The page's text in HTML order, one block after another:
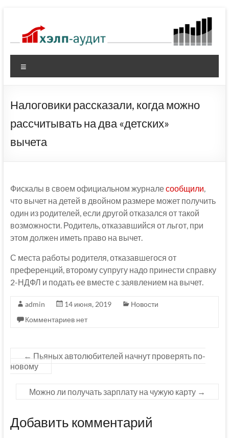
содержимому
Налоговики рассказали, когда можно
рассчитывать на два «детских»
вычета
Фискалы в своем официальном журналесообщили,
что вычет на детей в двойном размере может получить
один из родителей, если другой отказался от такой
возможности. Родитель, отказавшийся от льгот, при
этом должен иметь право на вычет.
С места работы родителя, отказавшегося от
преференций, второму супругу надо принести справку
2-НДФЛ и подать ее вместе с заявлением на вычет.
admin 14 июня, 2019
Новости
Комментариев нет
← Пьяных автолюбителей начнут проверять по-
новому
Можно ли получать зарплату на чужую карту →
Добавить комментарий